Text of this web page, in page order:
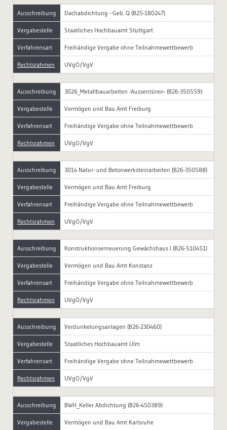
Ausschreibung Dachabdichtung - Geb. Q (B25-180247)
Vergabestelle Staatliches Hochbauamt Stuttgart
Verfahrensart Freihändige Vergabe ohne Teilnahmewettbewerb
Rechtsrahmen UVgO/VgV
Ausschreibung 3026_Metallbauarbeiten -Aussentüren- (B26-350559)
Vergabestelle Vermögen und Bau Amt Freiburg
Verfahrensart Freihändige Vergabe ohne Teilnahmewettbewerb
Rechtsrahmen UVgO/VgV
Ausschreibung 3014 Natur- und Betonwerksteinarbeiten (B26-350588)
Vergabestelle Vermögen und Bau Amt Freiburg
Verfahrensart Freihändige Vergabe ohne Teilnahmewettbewerb
Rechtsrahmen UVgO/VgV
Ausschreibung Konstruktionserneuerung Gewächshaus I (B26-510451)
Vergabestelle Vermögen und Bau Amt Konstanz
Verfahrensart Freihändige Vergabe ohne Teilnahmewettbewerb
Rechtsrahmen UVgO/VgV
Ausschreibung Verdunkelungsanlagen (B26-230460)
Vergabestelle Staatliches Hochbauamt Ulm
Verfahrensart Freihändige Vergabe ohne Teilnahmewettbewerb
Rechtsrahmen UVgO/VgV
Ausschreibung BWH_Keller Abdichtung (B26-450389)
Vergabestelle Vermögen und Bau Amt Karlsruhe